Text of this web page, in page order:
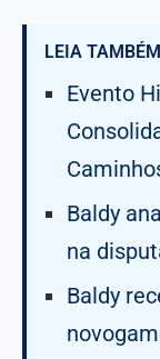
LEIA
Evento
Baldy
na
Baldy